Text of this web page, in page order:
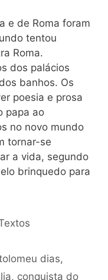
e de Roma foram
tentou
Roma.
dos palácios
banhos. Os
poesia e prosa
papa ao
no novo mundo
tornar-se
a vida, segundo
brinquedo para
dias,
, conquista do